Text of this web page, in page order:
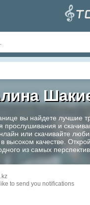
вы найдете лучшие
прослушивания и
или скачивайте
высоком качестве.
из самых
to send you notifications